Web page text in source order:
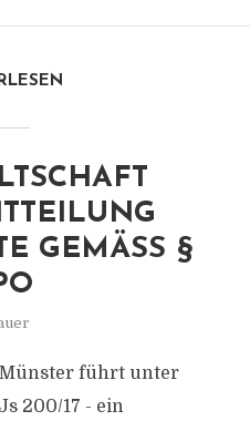
GEMÄSS § 4
führt unter
200/17 - ein